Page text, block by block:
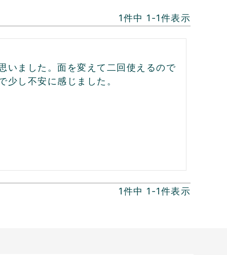
1件中 1 -1件表示
いました。面を変えて二回使えるので
少し不安に感じました。
1件中 1 -1件表示